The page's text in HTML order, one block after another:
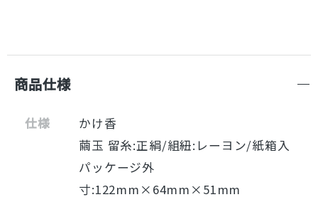
商品仕様
仕様
かけ香
繭玉 留糸:正絹/組紐:レーヨン/紙箱入
パッケージ外
寸:122mm×64mm×51mm